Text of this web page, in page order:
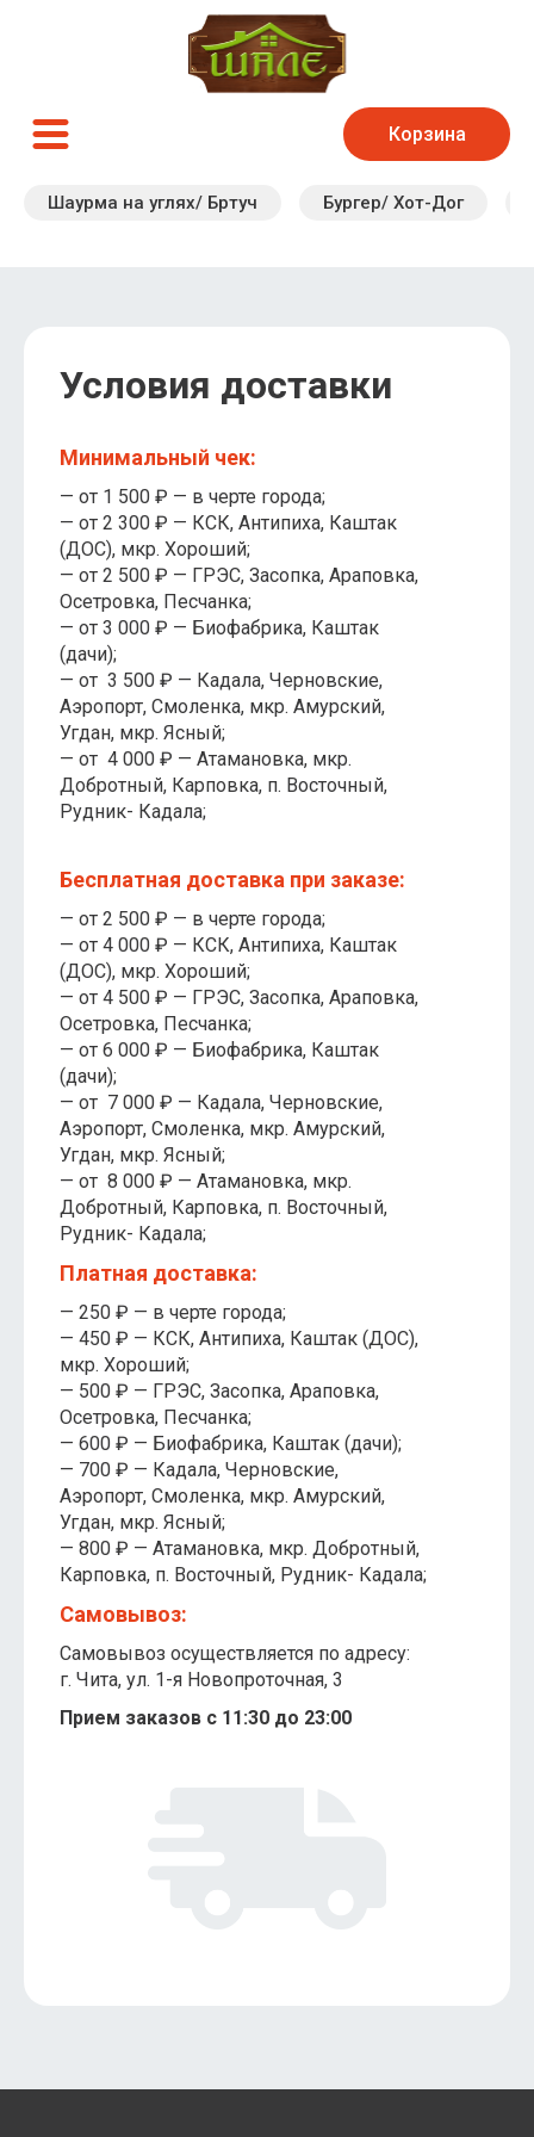
Корзина
Шаурма на углях/ Бртуч Бургер/ Хот-Дог
Условия доставки
Минимальный чек:
— от 1 500 ₽ — в черте города;
— от 2 300 ₽ — КСК, Антипиха, Каштак
(ДОС), мкр. Хороший;
— от 2 500 ₽ — ГРЭС, Засопка, Араповка,
Осетровка, Песчанка;
— от 3 000 ₽ — Биофабрика, Каштак
(дачи);
— от 3 500 ₽ — Кадала, Черновские,
Аэропорт, Смоленка, мкр. Амурский,
Угдан, мкр. Ясный;
— от 4 000 ₽ — Атамановка, мкр.
Добротный, Карповка, п. Восточный,
Рудник- Кадала;
Бесплатная доставка при заказе:
— от 2 500 ₽ — в черте города;
— от 4 000 ₽ — КСК, Антипиха, Каштак
(ДОС), мкр. Хороший;
— от 4 500 ₽ — ГРЭС, Засопка, Араповка,
Осетровка, Песчанка;
— от 6 000 ₽ — Биофабрика, Каштак
(дачи);
— от 7 000 ₽ — Кадала, Черновские,
Аэропорт, Смоленка, мкр. Амурский,
Угдан, мкр. Ясный;
— от 8 000 ₽ — Атамановка, мкр.
Добротный, Карповка, п. Восточный,
Рудник- Кадала;
Платная доставка:
— 250 ₽ — в черте города;
— 450 ₽ — КСК, Антипиха, Каштак (ДОС),
мкр. Хороший;
— 500 ₽ — ГРЭС, Засопка, Араповка,
Осетровка, Песчанка;
— 600 ₽ — Биофабрика, Каштак (дачи);
— 700 ₽ — Кадала, Черновские,
Аэропорт, Смоленка, мкр. Амурский,
Угдан, мкр. Ясный;
— 800 ₽ — Атамановка, мкр. Добротный,
Карповка, п. Восточный, Рудник- Кадала;
Самовывоз:
Самовывоз осуществляется по адресу:
г. Чита, ​ул. 1-я Новопроточная, 3
Прием заказов с 11:30 до 23:00